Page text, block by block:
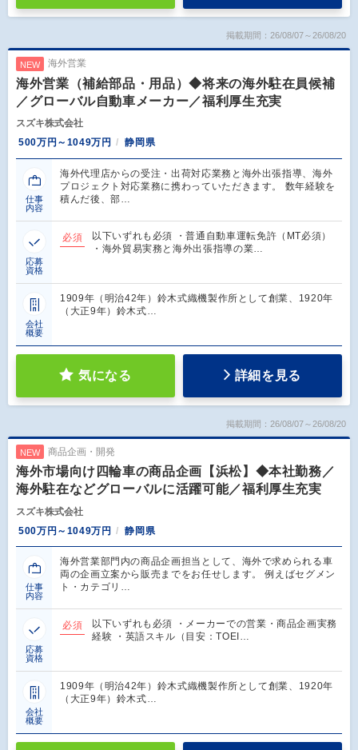
掲載期間：26/08/07～26/08/20
NEW 海外営業
海外営業（補給部品・用品）◆将来の海外駐在員候補
／グローバル自動車メーカー／福利厚生充実
スズキ株式会社
500万円～1049万円
静岡県
仕事
内容
海外代理店からの受注・出荷対応業務と海外出張指導、海外
プロジェクト対応業務に携わっていただきます。 数年経験を
積んだ後、部…
応募
資格
必須
以下いずれも必須 ・普通自動車運転免許（MT必須）
・海外貿易実務と海外出張指導の業…
会社
概要
1909年（明治42年）鈴木式織機製作所として創業、1920年
（大正9年）鈴木式…
気になる 詳細を見る
掲載期間：26/08/07～26/08/20
NEW 商品企画・開発
海外市場向け四輪車の商品企画【浜松】◆本社勤務／
海外駐在などグローバルに活躍可能／福利厚生充実
スズキ株式会社
500万円～1049万円
静岡県
仕事
内容
海外営業部門内の商品企画担当として、海外で求められる車
両の企画立案から販売までをお任せします。 例えばセグメン
ト・カテゴリ…
応募
資格
必須
以下いずれも必須 ・メーカーでの営業・商品企画実務
経験 ・英語スキル（目安：TOEI…
会社
概要
1909年（明治42年）鈴木式織機製作所として創業、1920年
（大正9年）鈴木式…